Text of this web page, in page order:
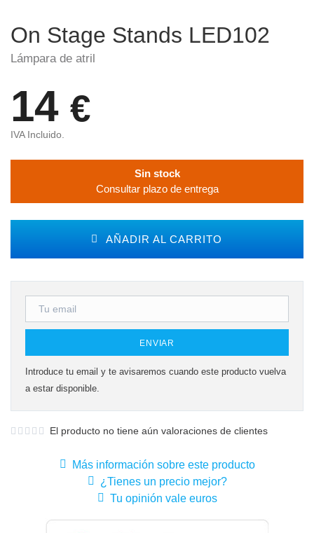
On Stage Stands LED102
Lámpara de atril
14 €
IVA Incluido.
Sin stock
Consultar plazo de entrega
AÑADIR AL CARRITO
ENVIAR
Introduce tu email y te avisaremos cuando este producto vuelva
a estar disponible.
El producto no tiene aún valoraciones de clientes
Más información sobre este producto
¿Tienes un precio mejor?
Tu opinión vale euros